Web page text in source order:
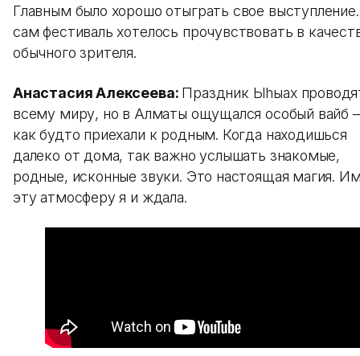
Главным было хорошо отыграть свое
сам фестиваль хотелось прочувствовать в
обычного зрителя.
Анастасия Алексеева: Праздник Ыhыах
всему миру, но в Алматы ощущался особый
как будто приехали к родным. Когда находишься
далеко от дома, так важно услышать знакомые,
родные, исконные звуки. Это настоящая магия.
эту атмосферу я и ждала.